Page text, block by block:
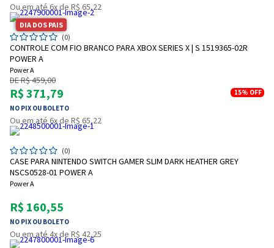
Ou em até 6x de R$ 65,22
DIA DOS PAIS
(0)
CONTROLE COM FIO BRANCO PARA XBOX SERIES X | S 1519365-02R
POWER A
Power A
DE R$ 459,00
R$ 371,79
NO PIX OU BOLETO
15% OFF
Ou em até 6x de R$ 65,22
(0)
CASE PARA NINTENDO SWITCH GAMER SLIM DARK HEATHER GREY
NSCS0528-01 POWER A
Power A
R$ 160,55
NO PIX OU BOLETO
Ou em até 4x de R$ 42,25